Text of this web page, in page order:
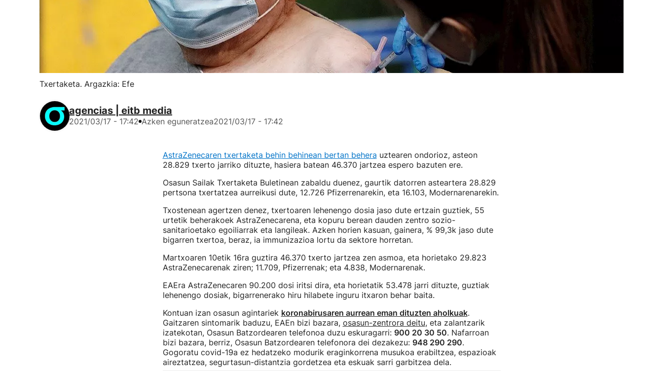
Txertaketa. Argazkia: Efe
agencias | eitb media
2021/03/17 - 17:42 Azken eguneratzea2021/03/17 - 17:42
AstraZenecaren txertaketa behin behinean bertan behera uztearen ondorioz, asteon
28.829 txerto jarriko dituzte, hasiera batean 46.370 jartzea espero bazuten ere.
Osasun Sailak Txertaketa Buletinean zabaldu duenez, gaurtik datorren asteartera 28.829
pertsona txertatzea aurreikusi dute, 12.726 Pfizerrenarekin, eta 16.103, Modernarenarekin.
Txostenean agertzen denez, txertoaren lehenengo dosia jaso dute ertzain guztiek, 55
urtetik beherakoek AstraZenecarena, eta kopuru berean dauden zentro sozio-
sanitarioetako egoiliarrak eta langileak. Azken horien kasuan, gainera, % 99,3k jaso dute
bigarren txertoa, beraz, ia immunizazioa lortu da sektore horretan.
Martxoaren 10etik 16ra guztira 46.370 txerto jartzea zen asmoa, eta horietako 29.823
AstraZenecarenak ziren; 11.709, Pfizerrenak; eta 4.838, Modernarenak.
EAEra AstraZenecaren 90.200 dosi iritsi dira, eta horietatik 53.478 jarri dituzte, guztiak
lehenengo dosiak, bigarrenerako hiru hilabete inguru itxaron behar baita.
Kontuan izan osasun agintariek koronabirusaren aurrean eman dituzten aholkuak.
Gaitzaren sintomarik baduzu, EAEn bizi bazara, osasun-zentrora deitu, eta zalantzarik
izatekotan, Osasun Batzordearen telefonoa duzu eskuragarri: 900 20 30 50. Nafarroan
bizi bazara, berriz, Osasun Batzordearen telefonora dei dezakezu: 948 290 290.
Gogoratu covid-19a ez hedatzeko modurik eraginkorrena musukoa erabiltzea, espazioak
aireztatzea, segurtasun-distantzia gordetzea eta eskuak sarri garbitzea dela.